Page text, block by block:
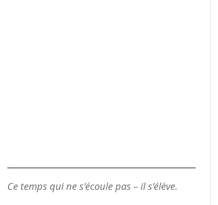
Ce temps qui ne s’écoule pas – il s’élève.